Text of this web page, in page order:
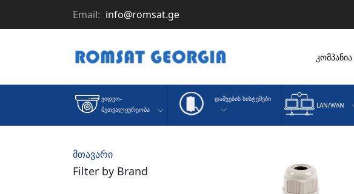
Email: info@romsat.ge
კომპანია
Ვიდეო-
Მეთვალყურეობა
Დაშვების Სისტემები
LAN/WAN
მთავარი
Filter by Brand